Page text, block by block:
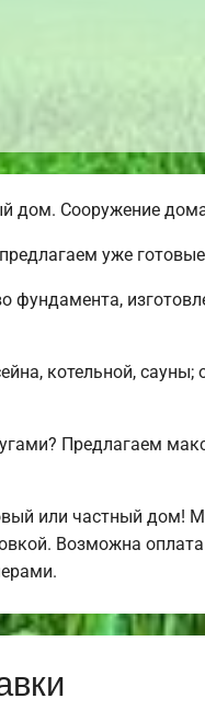
дом. Сооружение
уже
котельной, сауны;
Предлагаем
или частный дом!
Возможна